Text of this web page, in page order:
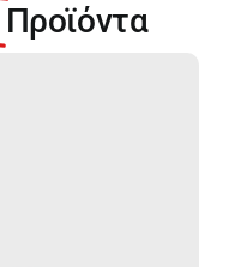
Προϊόντα